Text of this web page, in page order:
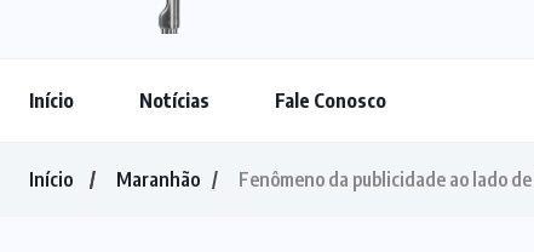
Início Notícias Fale Conosco
Início Maranhão Fenômeno da publicidade ao lado